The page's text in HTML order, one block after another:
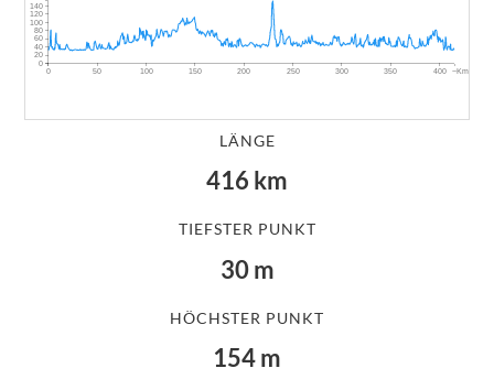
0 50 100 150 200 250 300 350 400 ~Km
0
20
40
60
80
100
120
140
LÄNGE
416 km
TIEFSTER PUNKT
30m
HÖCHSTER PUNKT
154m